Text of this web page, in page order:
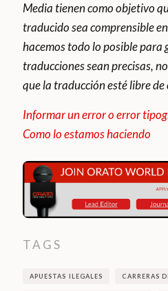
Media tienen como objetivo
traducido sea comprensible
hacemos todo lo posible
traducciones sean precisas,
que la traducción esté libre de
Informar un error o error
Como lo estamos haciendo
TAGS
APUESTAS ILEGALES CARRERAS